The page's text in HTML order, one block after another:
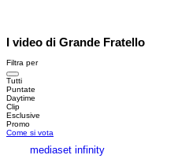
I video di Grande Fratello
Filtra per
Tutti
Puntate
Daytime
Clip
Esclusive
Promo
Come si vota
mediaset infinity